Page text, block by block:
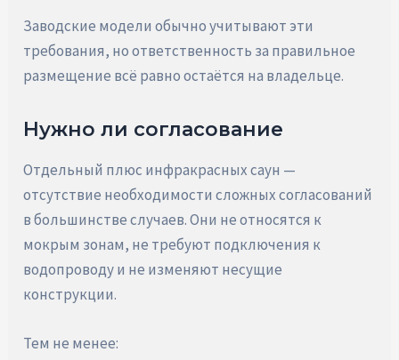
Заводские модели обычно учитывают эти
требования, но ответственность за правильное
размещение всё равно остаётся на владельце.
Нужно ли согласование
Отдельный плюс инфракрасных саун —
отсутствие необходимости сложных согласований
в большинстве случаев. Они не относятся к
мокрым зонам, не требуют подключения к
водопроводу и не изменяют несущие
конструкции.
Тем не менее: